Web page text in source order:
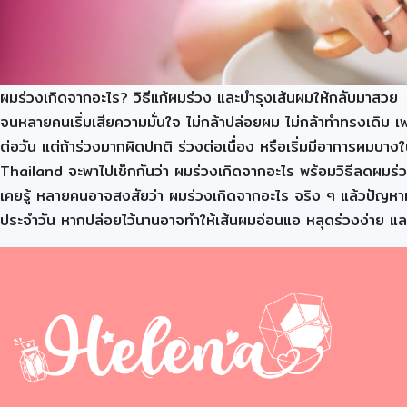
ผมร่วงเกิดจากอะไร? วิธีแก้ผมร่วง และบำรุงเส้นผมให้กลับมา
จนหลายคนเริ่มเสียความมั่นใจ ไม่กล้าปล่อยผม ไม่กล้าทำทรงเดิ
ต่อวัน แต่ถ้าร่วงมากผิดปกติ ร่วงต่อเนื่อง หรือเริ่มมีอาการผมบา
Thailand จะพาไปเช็กกันว่า ผมร่วงเกิดจากอะไร พร้อมวิธีลดผ
เคยรู้ หลายคนอาจสงสัยว่า ผมร่วงเกิดจากอะไร จริง ๆ แล้วปัญ
ประจำวัน หากปล่อยไว้นานอาจทำให้เส้นผมอ่อนแอ หลุดร่วงง่าย